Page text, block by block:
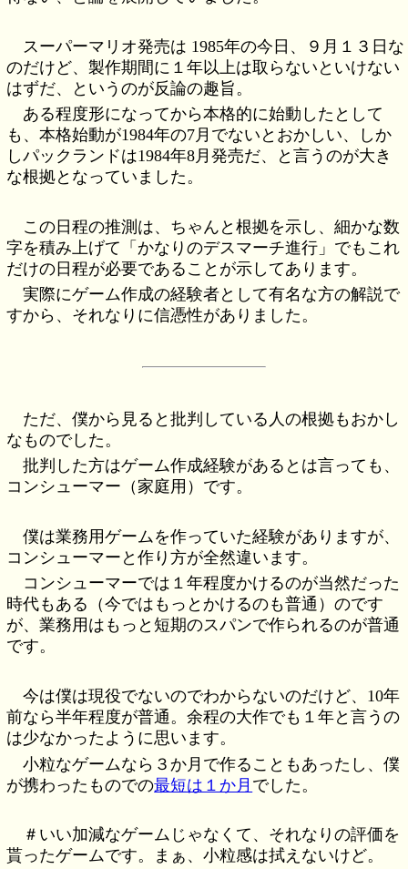
スーパーマリオ発売は 1985年の今日、９月１３日な
のだけど、製作期間に１年以上は取らないといけない
はずだ、というのが反論の趣旨。
ある程度形になってから本格的に始動したとして
も、本格始動が1984年の7月でないとおかしい、しか
しパックランドは1984年8月発売だ、と言うのが大き
な根拠となっていました。
この日程の推測は、ちゃんと根拠を示し、細かな数
字を積み上げて「かなりのデスマーチ進行」でもこれ
だけの日程が必要であることが示してあります。
実際にゲーム作成の経験者として有名な方の解説で
すから、それなりに信憑性がありました。
ただ、僕から見ると批判している人の根拠もおかし
なものでした。
批判した方はゲーム作成経験があるとは言っても、
コンシューマー（家庭用）です。
僕は業務用ゲームを作っていた経験がありますが、
コンシューマーと作り方が全然違います。
コンシューマーでは１年程度かけるのが当然だった
時代もある（今ではもっとかけるのも普通）のです
が、業務用はもっと短期のスパンで作られるのが普通
です。
今は僕は現役でないのでわからないのだけど、10年
前なら半年程度が普通。余程の大作でも１年と言うの
は少なかったように思います。
小粒なゲームなら３か月で作ることもあったし、僕
が携わったものでの最短は１か月 でした。
＃いい加減なゲームじゃなくて、それなりの評価を
貰ったゲームです。まぁ、小粒感は拭えないけど。